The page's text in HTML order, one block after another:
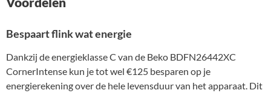
Bespaart flink wat energie
Dankzij de energieklasse C van de Beko BDFN26442XC
CornerIntense kun je tot wel €125 besparen op je
energierekening over de hele levensduur van het apparaat. Dit